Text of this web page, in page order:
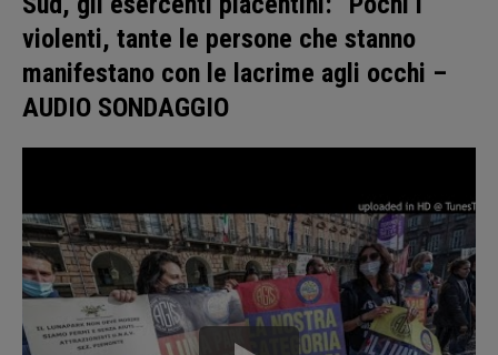
violenti, tante le persone che stanno
manifestano con le lacrime agli occhi –
AUDIO SONDAGGIO